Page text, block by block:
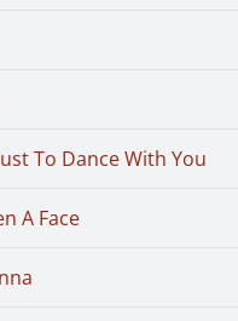
To Dance With You
A Face